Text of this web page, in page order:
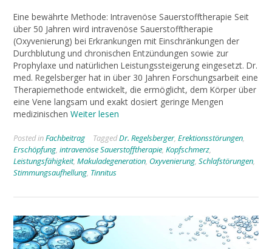
Eine bewährte Methode: Intravenöse Sauerstofftherapie Seit
über 50 Jahren wird intravenöse Sauerstofftherapie
(Oxyvenierung) bei Erkrankungen mit Einschränkungen der
Durchblutung und chronischen Entzündungen sowie zur
Prophylaxe und natürlichen Leistungssteigerung eingesetzt. Dr.
med. Regelsberger hat in über 30 Jahren Forschungsarbeit eine
Therapiemethode entwickelt, die ermöglicht, dem Körper über
eine Vene langsam und exakt dosiert geringe Mengen
medizinischen Weiter lesen
Posted inFachbeitrag TaggedDr. Regelsberger, Erektionsstörungen,
Erschöpfung, intravenöse Sauerstofftherapie, Kopfschmerz,
Leistungsfähigkeit, Makuladegeneration, Oxyvenierung, Schlafstörungen,
Stimmungsaufhellung, Tinnitus